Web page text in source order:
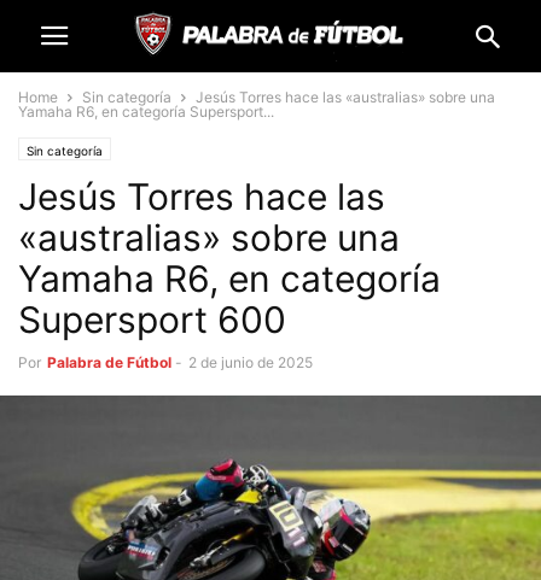
Home Sin categoría
Jesús Torres hace las «australias» sobre una
Yamaha R6, en categoría Supersport...
Sin categoría
Jesús Torres hace las
«australias» sobre una
Yamaha R6, en categoría
Supersport 600
Por Palabra de Fútbol - 2 de junio de 2025